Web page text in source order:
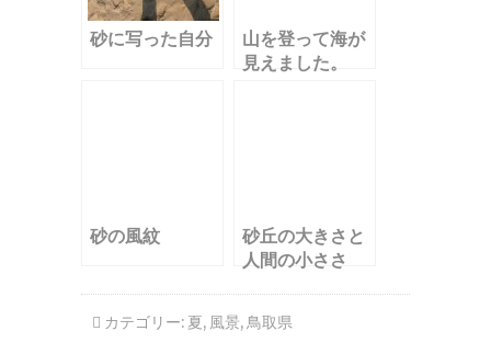
砂に写った自分
山を登って海が
見えました。
砂の風紋
砂丘の大きさと
人間の小ささ
カテゴリー: 夏, 風景,鳥取県